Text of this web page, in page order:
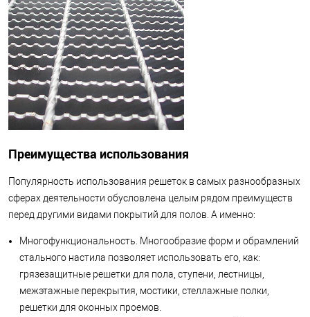
Преимущества использования
Популярность использования решеток в самых разнообразных
сферах деятельности обусловлена целым рядом преимуществ
перед другими видами покрытий для полов. А именно:
Многофункциональность. Многообразие форм и обрамлений
стального настила позволяет использовать его, как:
грязезащитные решетки для пола, ступени, лестницы,
межэтажные перекрытия, мостики, стеллажные полки,
решетки для оконных проемов.